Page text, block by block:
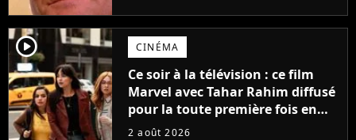
inédits
player2 CINÉMA
Ce soir à la télévision : ce film
Marvel avec Tahar Rahim diffusé
pour la toute première fois en
France
2 août 2026